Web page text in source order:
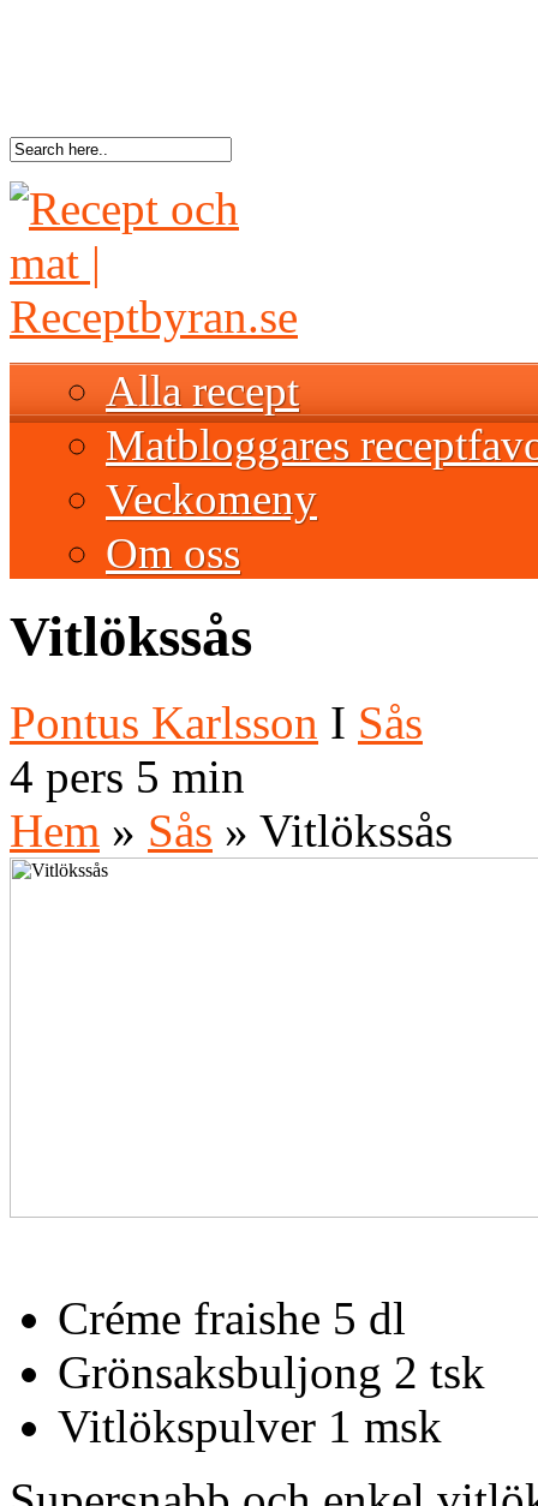
Alla recept
Matbloggares
Veckomeny
Om oss
Vitlökssås
Pontus Karlsson I Sås
4 pers 5 min
Hem » Sås » Vitlökssås
Créme fraishe 5 dl
Grönsaksbuljong 2 tsk
Vitlökspulver 1 msk